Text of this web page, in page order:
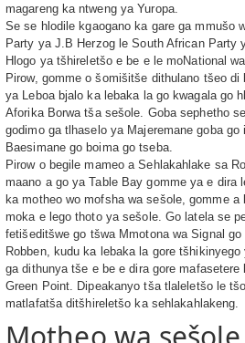
magareng ka ntweng ya Yuropa.
Se se hlodile kgaogano ka gare ga mmušo
Party ya J.B Herzog le South African Party
Hlogo ya tšhireletšo e be e le moNational
Pirow, gomme o šomišitše dithulano tšeo
ya Leboa bjalo ka lebaka la go kwagala go
Aforika Borwa tša sešole. Goba sephetho
godimo ga tlhaselo ya Majeremane goba
Baesimane go boima go tseba.
Pirow o begile mameo a Sehlakahlake sa
maano a go ya Table Bay gomme ya e dira
ka motheo wo mofsha wa sešole, gomme a
moka e lego thoto ya sešole. Go latela se
fetišeditšwe go tšwa Mmotona wa Signal
Robben, kudu ka lebaka la gore
ga dithunya tše e be e dira gore
Green Point. Dipeakanyo tša tlaleletšo le
matlafatša ditšhireletšo ka sehlakahlakeng.